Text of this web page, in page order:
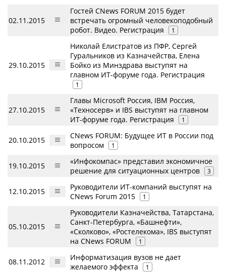
02.11.2015
Гостей CNews FORUM 2015 будет
встречать огромный человекоподобный
робот. Видео. Регистрация
1
29.10.2015
Николай Елистратов из ПФР, Сергей
Гуральников из Казначейства, Елена
Бойко из Минздрава выступят на
главном ИТ-форуме года. Регистрация
1
27.10.2015
Главы Microsoft Россия, IBM Россия,
«Техносерв» и IBS выступят на главном
ИТ-форуме года. Регистрация
1
20.10.2015
CNews FORUM: Будущее ИТ в России под
вопросом
1
19.10.2015
«Инфокомпас» представил экономичное
решение для ситуационных центров
3
12.10.2015
Руководители ИТ-компаний выступят на
CNews Forum 2015
1
05.10.2015
Руководители Казначейства, Татарстана,
Санкт-Петербурга, «Башнефти»,
«Сколково», «Ростелекома», IBS выступят
на CNews FORUM
1
08.11.2012
Информатизация вузов не дает
желаемого эффекта
1